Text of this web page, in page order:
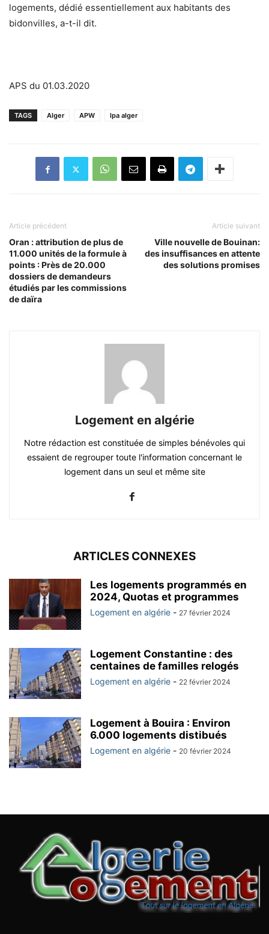
logements, dédié essentiellement aux habitants des
bidonvilles, a-t-il dit.
APS du 01.03.2020
TAGS Alger APW lpa alger
Article précédent
Oran : attribution de plus de
11.000 unités de la formule à
points : Près de 20.000
dossiers de demandeurs
étudiés par les commissions
de daïra
Article suivant
Ville nouvelle de Bouinan:
des insuffisances en attente
des solutions promises
Logement en algérie
Notre rédaction est constituée de simples bénévoles qui
essaient de regrouper toute l'information concernant le
logement dans un seul et même site
ARTICLES CONNEXES
Les logements programmés en
2024, Quotas et programmes
Logement en algérie - 27 février 2024
Logement Constantine : des
centaines de familles relogés
Logement en algérie - 22 février 2024
Logement à Bouira : Environ
6.000 logements distibués
Logement en algérie - 20 février 2024